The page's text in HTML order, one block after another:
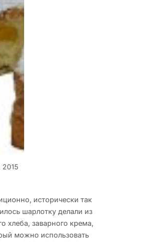
2015
исторически так
шарлотку делали из
хлеба, заварного крема,
можно использовать